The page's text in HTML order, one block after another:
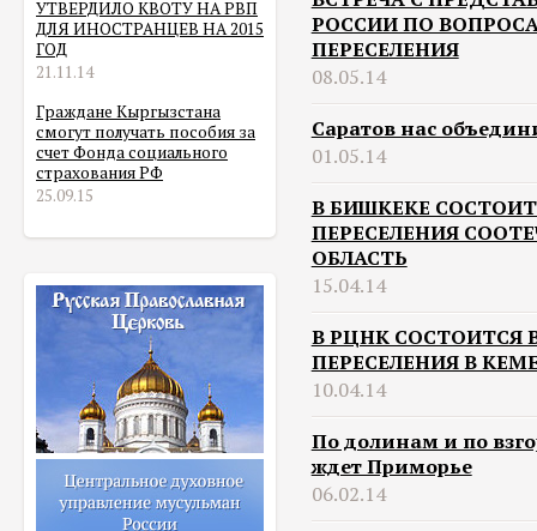
УТВЕРДИЛО КВОТУ НА РВП
ДЛЯ ИНОСТРАНЦЕВ НА 2015
ГОД
21.11.14
Граждане Кыргызстана
смогут получать пособия за
счет Фонда социального
страхования РФ
25.09.15
РОССИИ ПО
ПЕРЕСЕЛЕНИЯ
08.05.14
Саратов нас
01.05.14
В БИШКЕКЕ
ПЕРЕСЕЛЕНИЯ
ОБЛАСТЬ
15.04.14
В РЦНК
ПЕРЕСЕЛЕНИЯ В
10.04.14
По долинам и по
ждет Приморье
06.02.14